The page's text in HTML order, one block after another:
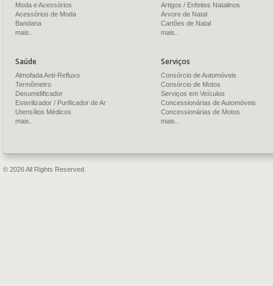
Moda e Acessórios
Acessórios de Moda
Bandana
mais..
Artigos / Enfeites Natalinos
Árvore de Natal
Cartões de Natal
mais..
Saúde
Almofada Anti-Refluxo
Termômetro
Desumidificador
Esterilizador / Purificador de Ar
Utensílios Médicos
mais..
Serviços
Consórcio de Automóveis
Consórcio de Motos
Serviços em Veículos
Concessionárias de Automóveis
Concessionárias de Motos
mais..
© 2026 All Rights Reserved.